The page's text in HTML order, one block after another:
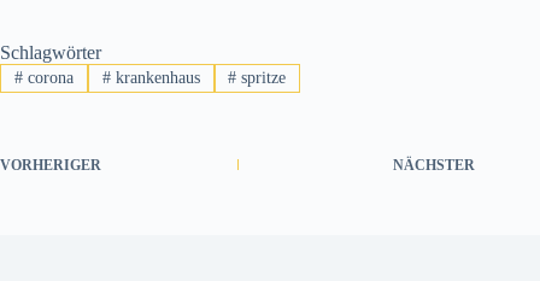
Schlagwörter
#corona #krankenhaus # spritze
VORHERIGER NÄCHSTER